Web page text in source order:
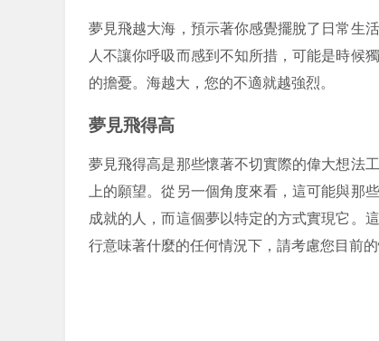
夢見飛越大海，預示著你感覺擺脫了日常生
人不讓你呼吸而感到不知所措，可能是時候
的擔憂。海越大，您的不適就越強烈。
夢見飛得高
夢見飛得高是那些懷著不切實際的偉大想法
上的願望。從另一個角度來看，這可能與那
成就的人，而這個夢以特定的方式實現它。
行意味著什麼的任何情況下，請考慮您目前